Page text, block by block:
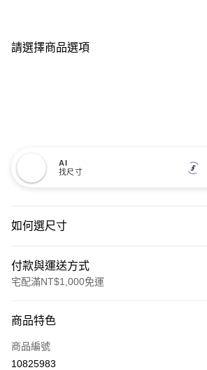
請選擇商品選項
AI
找尺寸
如何選尺寸
付款與運送方式
宅配滿NT$1,000免運
信用卡一次付款
信用卡分期付款
商品特色
商品編號
10825983